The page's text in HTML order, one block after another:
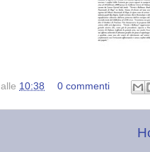
alle 10:38 0 commenti